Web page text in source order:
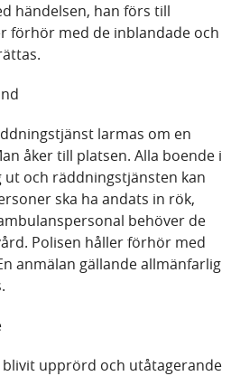
händelsen, han förs till
förhör med de inblandade och
larmas om en
åker till platsen. Alla boende i
och räddningstjänsten kan
ska ha andats in rök,
behöver de
Polisen håller förhör med
anmälan gällande allmänfarlig
blivit upprörd och utåtagerande